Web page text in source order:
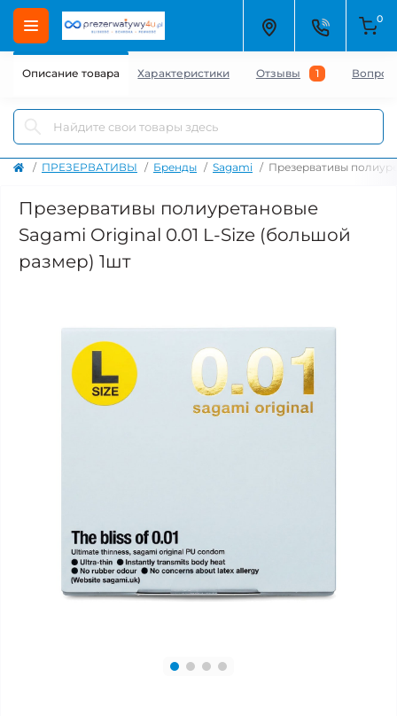
0
ПРЕЗЕРВАТИВЫ Бренды Sagami Презервативы
Презервативы полиуретановые
Sagami Original 0.01 L-Size (большой
размер) 1шт
Описание товара Характеристики Отзывы 1